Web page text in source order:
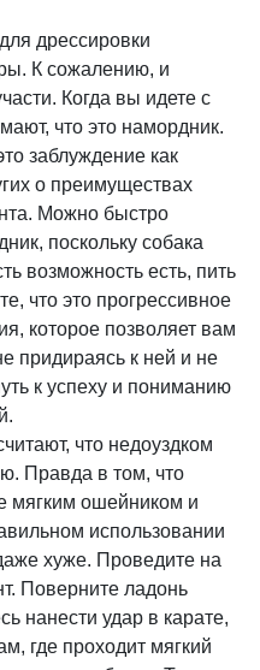
дрессировки
К сожалению, и
Когда вы идете с
что это намордник.
заблуждение как
о преимуществах
Можно быстро
поскольку собака
возможность есть, пить
что это прогрессивное
которое позволяет вам
придираясь к ней и не
к успеху и пониманию
что недоуздком
Правда в том, что
мягким ошейником и
использовании
хуже. Проведите на
Поверните ладонь
нанести удар в карате,
где проходит мягкий